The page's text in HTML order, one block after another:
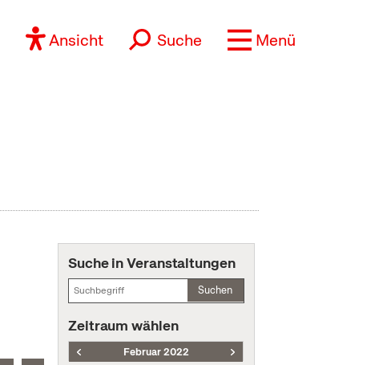
Ansicht Suche Menü
Suche in Veranstaltungen
Suchen
Zeitraum wählen
Februar 2022